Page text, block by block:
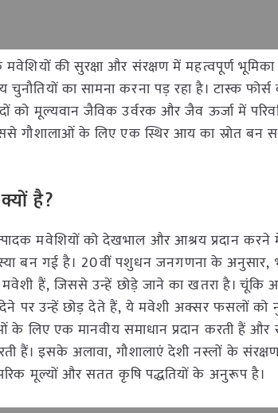
की सुरक्षा और संरक्षण में महत्वपूर्ण
चुनौतियों का सामना करना पड़ रहा है। टास्क
को मूल्यवान जैविक उर्वरक और जैव ऊर्जा में
गौशालाओं के लिए एक स्थिर आय का स्रोत बन
है?
मवेशियों को देखभाल और आश्रय प्रदान करने
बन गई है। 20वीं पशुधन जनगणना के
हैं, जिससे उन्हें छोड़े जाने का खतरा है।
पर उन्हें छोड़ देते हैं, ये मवेशी अक्सर फसलों
लिए एक मानवीय समाधान प्रदान करती हैं और
हैं। इसके अलावा, गौशालाएं देशी नस्लों के
मूल्यों और सतत कृषि पद्धतियों के अनुरूप है।